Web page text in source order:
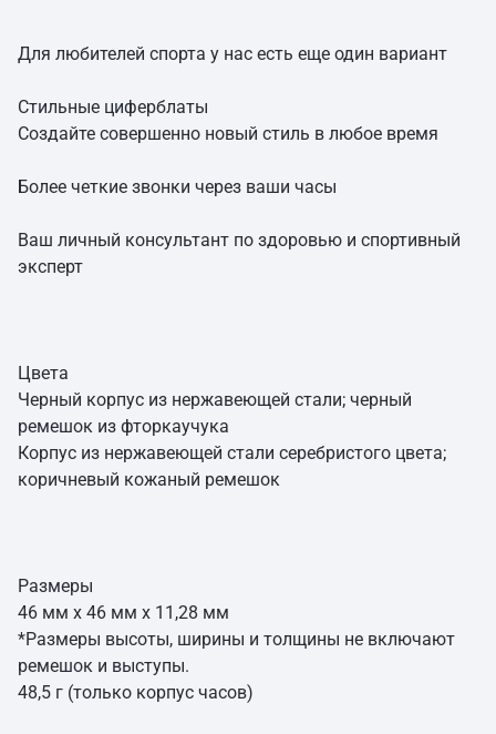
Для любителей спорта у нас есть еще один вариант
Стильные циферблаты
Создайте совершенно новый стиль в любое время
Более четкие звонки через ваши часы
Ваш личный консультант по здоровью и спортивный
эксперт
Цвета
Черный корпус из нержавеющей стали; черный
ремешок из фторкаучука
Корпус из нержавеющей стали серебристого цвета;
коричневый кожаный ремешок
Размеры
46 мм х 46 мм х 11,28 мм
*Размеры высоты, ширины и толщины не включают
ремешок и выступы.
48,5 г (только корпус часов)